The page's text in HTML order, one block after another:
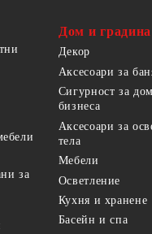
за
Дом и градина
Декор
Аксесоари за
Сигурност за
бизнеса
Аксесоари за
тела
Мебели
Осветление
Кухня и хранене
Басейн и спа